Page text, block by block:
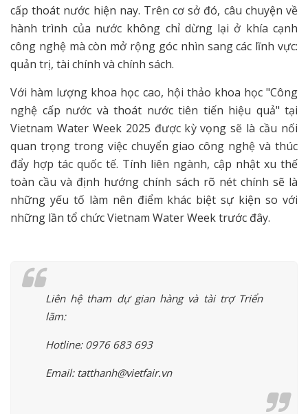
cấp thoát nước hiện nay. Trên cơ sở đó, câu chuyện về
hành trình của nước không chỉ dừng lại ở khía cạnh
công nghệ mà còn mở rộng góc nhìn sang các lĩnh vực:
quản trị, tài chính và chính sách.
Với hàm lượng khoa học cao, hội thảo khoa học "Công
nghệ cấp nước và thoát nước tiên tiến hiệu quả" tại
Vietnam Water Week 2025 được kỳ vọng sẽ là cầu nối
quan trọng trong việc chuyển giao công nghệ và thúc
đẩy hợp tác quốc tế. Tính liên ngành, cập nhật xu thế
toàn cầu và định hướng chính sách rõ nét chính sẽ là
những yếu tố làm nên điểm khác biệt sự kiện so với
những lần tổ chức Vietnam Water Week trước đây.
Liên hệ tham dự gian hàng và tài trợ Triển
lãm:
Hotline: 0976 683 693
Email: tatthanh@vietfair.vn